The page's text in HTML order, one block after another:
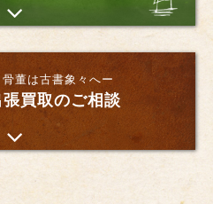
董は古書象々へー
買取のご相談